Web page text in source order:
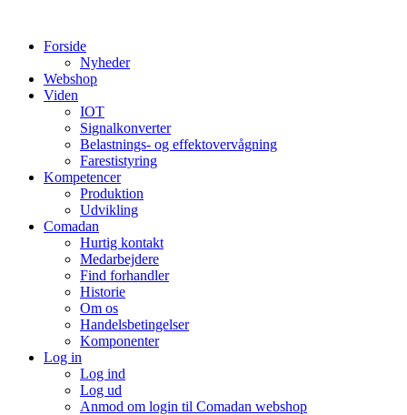
indholdForside
Nyheder
Webshop
Viden
IOT
Signalkonverter
Belastnings- og effektovervågning
Farestistyring
Kompetencer
Produktion
Udvikling
Comadan
Hurtig kontakt
Medarbejdere
Find forhandler
Historie
Om os
Handelsbetingelser
Komponenter
Log in
Log ind
Log ud
Anmod om login til Comadan webshop